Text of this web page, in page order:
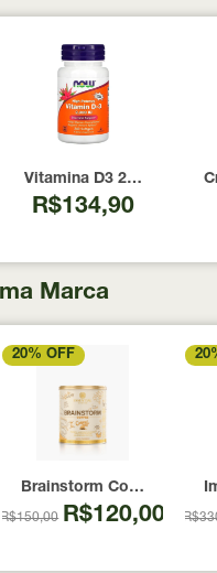
600mg NOW Foods 100
Vitamina D3 2000 UI Now
R$134,90
Marca
Nutrition 180
20% OFF
Brainstorm Coffee Sabor
R$150,00 R$120,00